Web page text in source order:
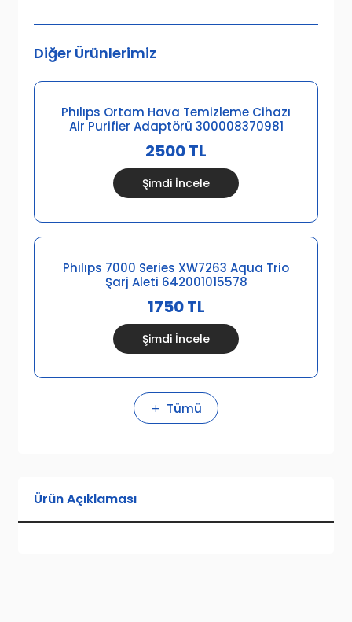
Diğer Ürünlerimiz
Phılıps Ortam Hava Temizleme Cihazı
Air Purifier Adaptörü 300008370981
2500 TL
Şimdi İncele
Phılıps 7000 Series XW7263 Aqua Trio
Şarj Aleti 642001015578
1750 TL
Şimdi İncele
Tümü
Ürün Açıklaması